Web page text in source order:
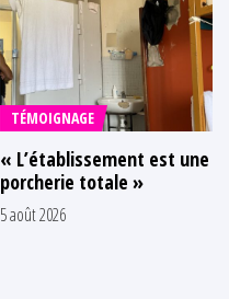
TÉMOIGNAGE
« L’établissement est une
porcherie totale »
5 août 2026